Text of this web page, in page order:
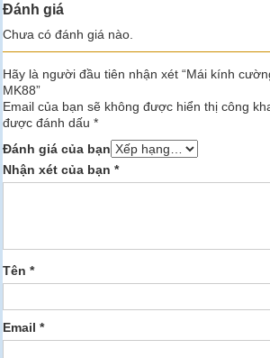
Đánh giá
Chưa có đánh giá nào.
Hãy là người đầu tiên nhận xét “Mái kính
MK88”
Email của bạn sẽ không được hiển thị công
được đánh dấu *
Đánh giá của bạn
Nhận xét của bạn *
Tên *
Email *